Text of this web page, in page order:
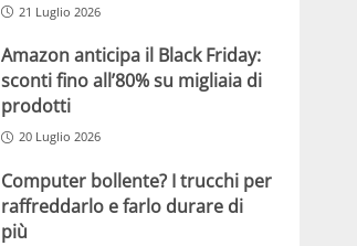
21 Luglio 2026
Amazon anticipa il Black Friday:
sconti fino all’80% su migliaia di
prodotti
20 Luglio 2026
Computer bollente? I trucchi per
raffreddarlo e farlo durare di
più